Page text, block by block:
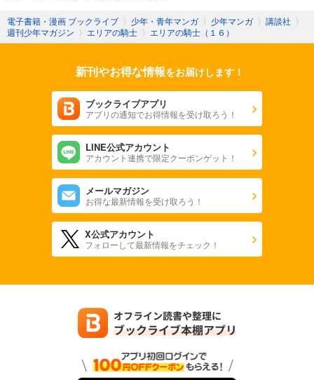
電子書籍・漫画 ブックライブ 〉 少年・青年マンガ 〉 少年マンガ 〉 講談社 〉
週刊少年マガジン 〉 エリアの騎士 〉 エリアの騎士（１６）
新刊やお得な情報をお届けします！
ブックライブアプリ
アプリの通知でお得情報を受け取ろう！
LINE公式アカウント
アカウント連携で限定クーポンゲット！
メールマガジン
お得な最新情報を受け取ろう！
X公式アカウント
フォローして最新情報をチェック！